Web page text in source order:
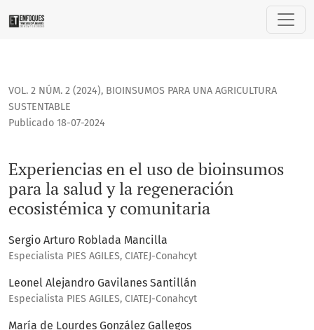
Experiencias en el uso de bioinsumos para la salud y la
VOL. 2 NÚM. 2 (2024), BIOINSUMOS PARA UNA AGRICULTURA
SUSTENTABLE
Experiencias en el uso de bioinsumos
para la salud y la regeneración
ecosistémica y comunitaria
Publicado 18-07-2024
Sergio Arturo Roblada Mancilla
Especialista PIES AGILES, CIATEJ-Conahcyt
Leonel Alejandro Gavilanes Santillán
Especialista PIES AGILES, CIATEJ-Conahcyt
María de Lourdes González Gallegos